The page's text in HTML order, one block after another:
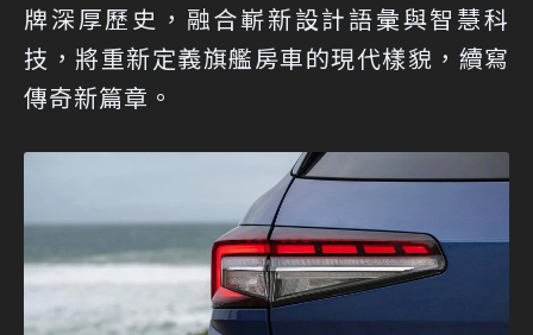
牌深厚歷史，融合嶄新設計語彙與智慧科
技，將重新定義旗艦房車的現代樣貌，續寫
傳奇新篇章。